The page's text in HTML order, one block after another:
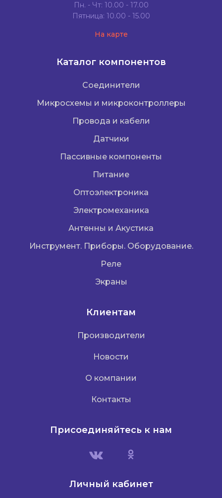
Пн. - Чт: 10.00 - 17.00
Пятница: 10.00 - 15.00
На карте
Каталог компонентов
Соединители
Микросхемы и микроконтроллеры
Провода и кабели
Датчики
Пассивные компоненты
Питание
Оптоэлектроника
Электромеханика
Антенны и Акустика
Инструмент. Приборы. Оборудование.
Реле
Экраны
Клиентам
Производители
Новости
О компании
Контакты
Присоединяйтесь к нам
Личный кабинет